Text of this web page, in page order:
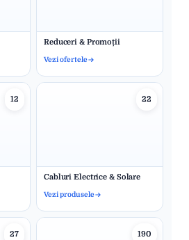
Reduceri & Promoții
Vezi ofertele
12 22
Cabluri Electrice & Solare
Vezi produsele
27 190